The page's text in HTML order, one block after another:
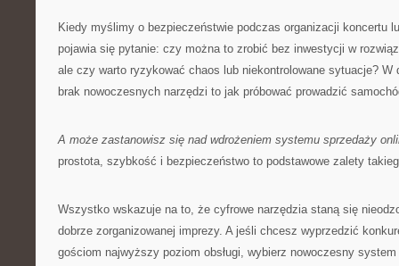
Kiedy myślimy o bezpieczeństwie podczas organizacji koncertu
pojawia się pytanie: czy można to zrobić bez inwestycji w
ale czy warto ryzykować chaos lub niekontrolowane sytuacje? W
brak nowoczesnych narzędzi to jak próbować prowadzić
A może zastanowisz się nad wdrożeniem systemu sprzedaży
prostota, szybkość i bezpieczeństwo to podstawowe zalety
Wszystko wskazuje na to, że cyfrowe narzędzia staną się
dobrze zorganizowanej imprezy. A jeśli chcesz wyprzedzić
gościom najwyższy poziom obsługi, wybierz nowoczesny